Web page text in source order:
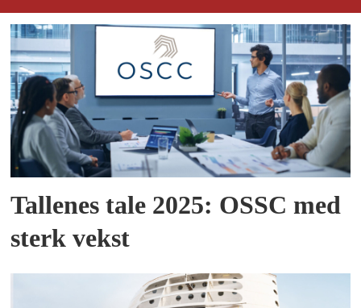
Tallenes tale 2025: OSSC med
sterk vekst